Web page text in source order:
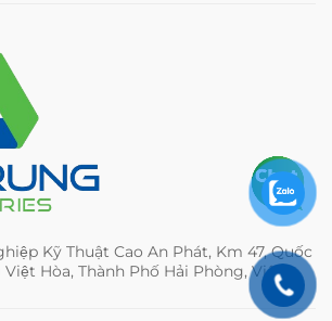
Kỹ Thuật Cao An Phát, Km 47, Quốc
Việt Hòa, Thành Phố Hải Phòng, Việt